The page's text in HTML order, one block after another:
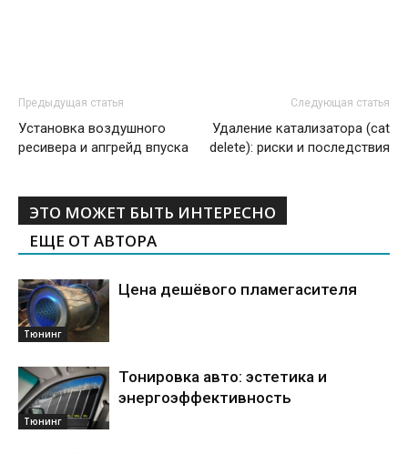
Предыдущая статья
Установка воздушного
ресивера и апгрейд впуска
Следующая статья
Удаление катализатора (cat
delete): риски и последствия
ЭТО МОЖЕТ БЫТЬ ИНТЕРЕСНО
ЕЩЕ ОТ АВТОРА
Тюнинг
Цена дешёвого пламегасителя
Тюнинг
Тонировка авто: эстетика и
энергоэффективность